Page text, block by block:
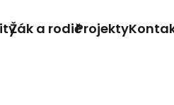
Žák a rodičProjekty